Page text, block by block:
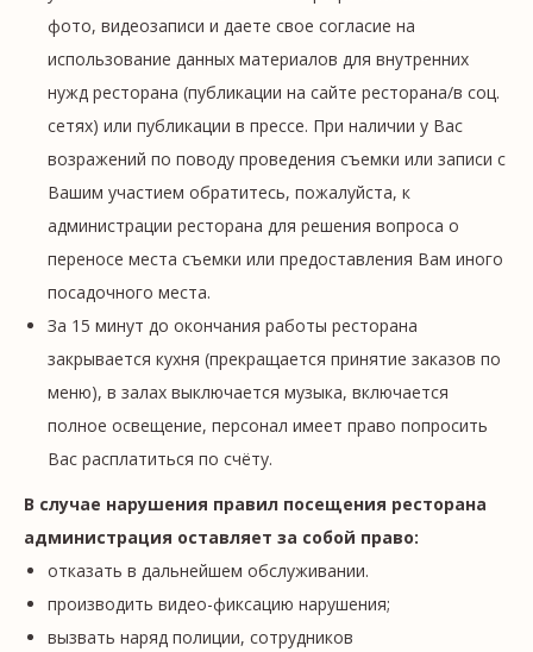
фото, видеозаписи и даете свое согласие на
использование данных материалов для внутренних
нужд ресторана (публикации на сайте ресторана/в соц.
сетях) или публикации в прессе. При наличии у Вас
возражений по поводу проведения съемки или записи с
Вашим участием обратитесь, пожалуйста, к
администрации ресторана для решения вопроса о
переносе места съемки или предоставления Вам иного
посадочного места.
За 15 минут до окончания работы ресторана
закрывается кухня (прекращается принятие заказов по
меню), в залах выключается музыка, включается
полное освещение, персонал имеет право попросить
Вас расплатиться по счёту.
В случае нарушения правил посещения ресторана
администрация оставляет за собой право:
отказать в дальнейшем обслуживании.
производить видео-фиксацию нарушения;
вызвать наряд полиции, сотрудников